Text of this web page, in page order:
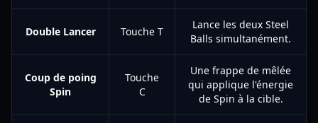
Double Lancer Touche T
Lance les deux Steel
Balls simultanément.
Coup de poing
Spin
Touche
C
Une frappe de mêlée
qui applique l'énergie
de Spin à la cible.